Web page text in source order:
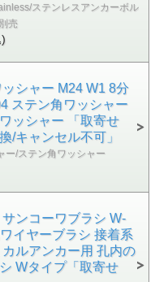
ステンレスアンカーボル
売
シャー M24 W1 8分
ステン角ワッシャー
ッシャー 「取寄せ
/キャンセル不可」
ー/ステン角ワッシャー
ンコーワブラシ W-
イヤーブラシ 接着系
ルアンカー用 孔内の
Wタイプ「取寄せ